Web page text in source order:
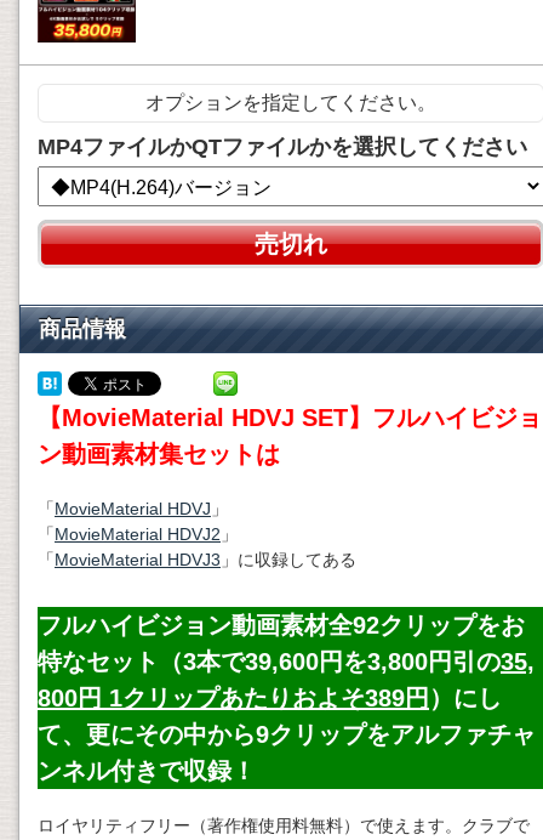
オプションを指定してください。
MP4ファイルかQTファイルかを選択してください
売切れ
商品情報
【MovieMaterial HDVJ SET】フルハイビジョ
ン動画素材集セットは
「MovieMaterial HDVJ 」
「MovieMaterial HDVJ2 」
「MovieMaterial HDVJ3 」に収録してある
フルハイビジョン動画素材全92クリップをお
特なセット（3本で39,600円を3,800円引の35,
800円 1クリップあたりおよそ389円 ）にし
て、更にその中から9クリップをアルファチャ
ンネル付きで収録！
ロイヤリティフリー（著作権使用料無料）で使えます。クラブで